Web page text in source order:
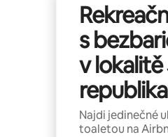
s
v
republika
Najdi jedinečné
toaletou na